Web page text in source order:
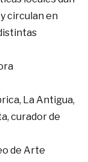
circulan en
La Antigua,
curador de
de Arte